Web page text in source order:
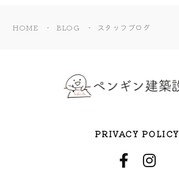
HOME BLOG スタッフブログ
PRIVACY POLICY